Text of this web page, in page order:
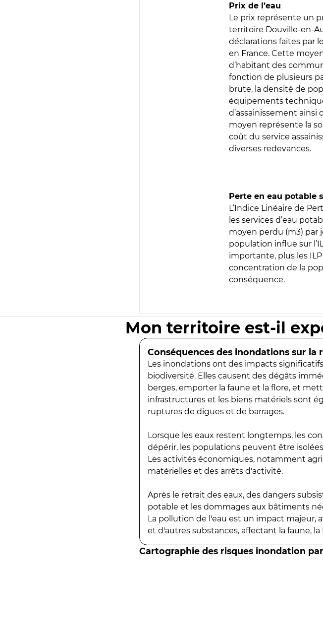
Prix de l’eau
Le prix représente un
territoire Douville-en-
déclarations faites par
en France. Cette
d’habitant des
fonction de plusieurs
brute, la densité de
équipements
d’assainissement
moyen représente la
coût du service
diverses redevances.
Perte en eau potable
L’Indice Linéaire de
les services d’eau
moyen perdu (m3) par
population influe sur
importante, plus les
concentration de la
conséquence.
Mon territoire est-il
Conséquences des inondations sur la
Les inondations ont des impacts
biodiversité. Elles causent des dégâts
berges, emporter la faune et la flore, et
infrastructures et les biens matériels sont
ruptures de digues et de barrages.
Lorsque les eaux restent longtemps, les
dépérir, les populations peuvent être
Les activités économiques, notamment
matérielles et des arrêts d'activité.
Après le retrait des eaux, des dangers
potable et les dommages aux bâtiments
La pollution de l'eau est un impact majeur,
et d'autres substances, affectant la faune, la
Cartographie des risques inondation